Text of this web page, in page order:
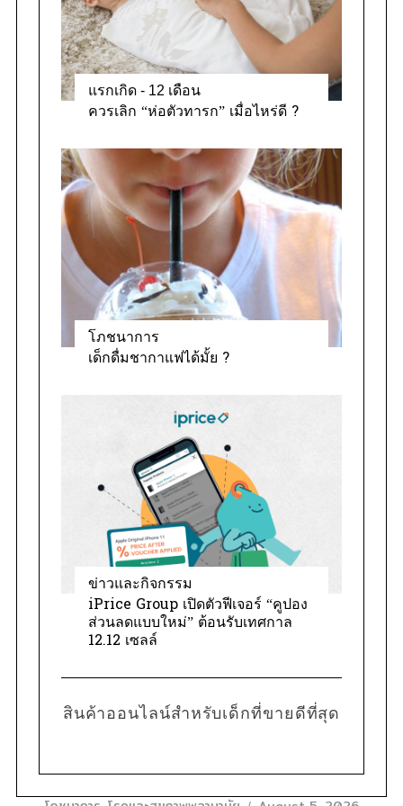
แรกเกิด - 12 เดือน
ควรเลิก “ห่อตัวทารก” เมื่อไหร่ดี ?
โภชนาการ
เด็กดื่มชากาแฟได้มั้ย ?
ข่าวและกิจกรรม
iPrice Group เปิดตัวฟีเจอร์ “คูปอง
ส่วนลดแบบใหม่” ต้อนรับเทศกาล
12.12 เซลล์
สินค้าออนไลน์สำหรับเด็กที่ขายดีที่สุด